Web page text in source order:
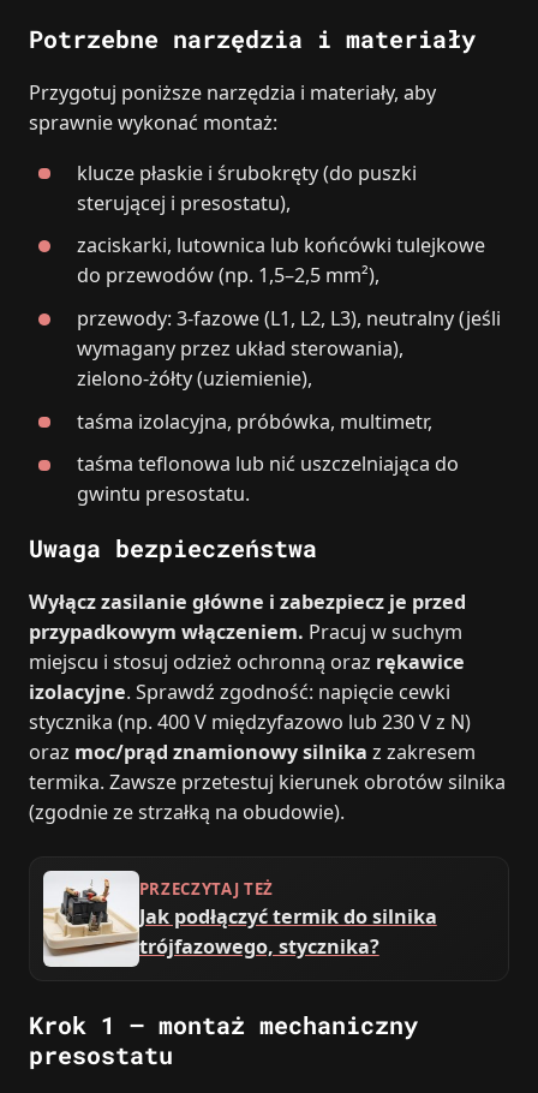
Potrzebne narzędzia i materiały
Przygotuj poniższe narzędzia i materiały, aby
sprawnie wykonać montaż:
klucze płaskie i śrubokręty (do puszki
sterującej i presostatu),
zaciskarki, lutownica lub końcówki tulejkowe
do przewodów (np. 1,5–2,5 mm²),
przewody: 3‑fazowe (L1, L2, L3), neutralny (jeśli
wymagany przez układ sterowania),
zielono‑żółty (uziemienie),
taśma izolacyjna, próbówka, multimetr,
taśma teflonowa lub nić uszczelniająca do
gwintu presostatu.
Uwaga bezpieczeństwa
Wyłącz zasilanie główne i zabezpiecz je przed
przypadkowym włączeniem. Pracuj w suchym
miejscu i stosuj odzież ochronną oraz rękawice
izolacyjne. Sprawdź zgodność: napięcie cewki
stycznika (np. 400 V międzyfazowo lub 230 V z N)
oraz moc/prąd znamionowy silnika z zakresem
termika. Zawsze przetestuj kierunek obrotów silnika
(zgodnie ze strzałką na obudowie).
PRZECZYTAJ TEŻ
Jak podłączyć termik do silnika
trójfazowego, stycznika?
Krok 1 – montaż mechaniczny
presostatu